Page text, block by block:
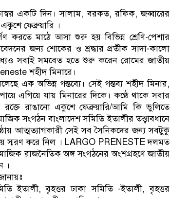
একটি দিন। সালাম, বরকত, রফিক, জব্বারের
ফেব্রুয়ারি ।
করতে মাঠে আসা শুরু হয় বিভিন্ন শ্রেণি-পেশার
জন্য শোকের ও শ্রদ্ধার প্রতীক সাদা-কালো
সবাই সমবেত হতে শুরু করেন রোমের জাতীয়
শহীদ মিনারে।
এক অভিন্ন গন্তব্যে। সেই গন্তব্য শহীদ মিনার,
এগিয়ে যায় মিনারের দিকে। কণ্ঠে থাকে সবার
রাঙানো একুশে ফেব্রুয়ারি/আমি কি ভুলিতে
সংগঠন বাংলাদেশ সমিতি ইতালীর তত্ত্বাবধানে
আত্মত্যাগকারী সেই সব সৈনিকদের জন্য সবটুকু
স্মরণ করে নিল । LARGO PRENESTE দলমত
রাজনৈতিক অঙ্গ সংগঠনের অংশগ্রহণে জাতীয়
।
ইতালী, বৃহত্তর ঢাকা সমিতি -ইতালী, বৃহত্তর